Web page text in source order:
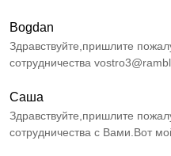
Bogdan
Здравствуйте,пришлите
сотрудничества
Саша
Здравствуйте,пришлите
сотрудничества с Вами.Вот